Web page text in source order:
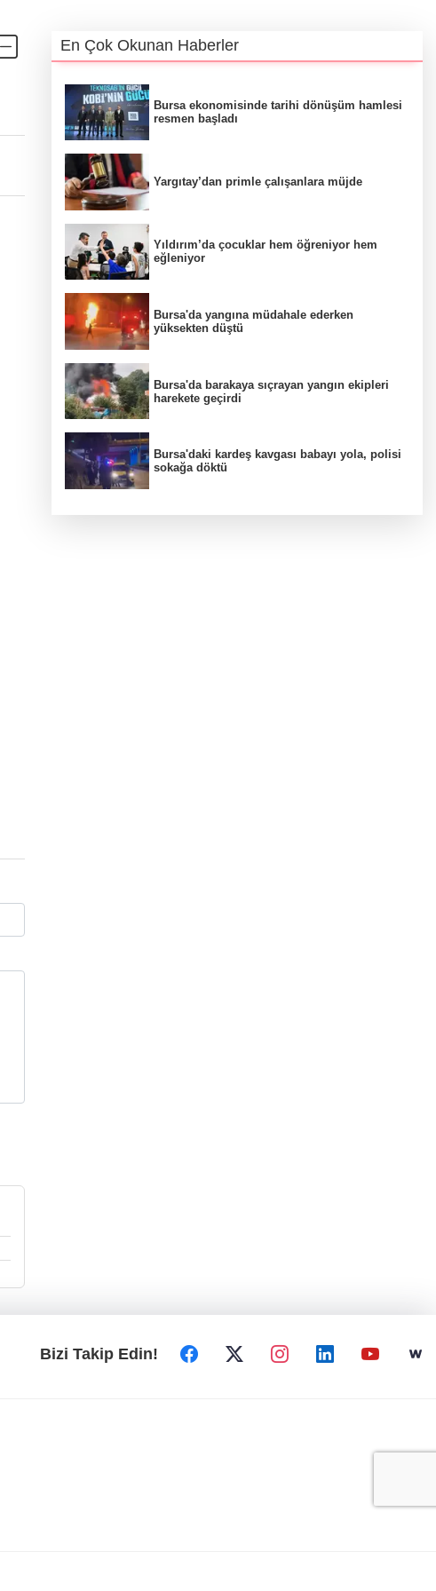
En Çok Okunan Haberler
Bursa ekonomisinde tarihi dönüşüm hamlesi
resmen başladı
Yargıtay’dan primle çalışanlara müjde
Yıldırım’da çocuklar hem öğreniyor hem
eğleniyor
Bursa'da yangına müdahale ederken
yüksekten düştü
Bursa'da barakaya sıçrayan yangın ekipleri
harekete geçirdi
Bursa'daki kardeş kavgası babayı yola, polisi
sokağa döktü
Bizi Takip Edin!